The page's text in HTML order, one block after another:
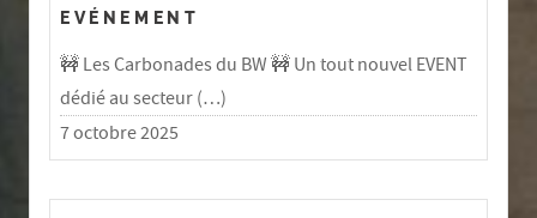
EVÉNEMENT
🚧 Les Carbonades du BW 🚧 Un tout nouvel EVENT
dédié au secteur (…)
7 octobre 2025